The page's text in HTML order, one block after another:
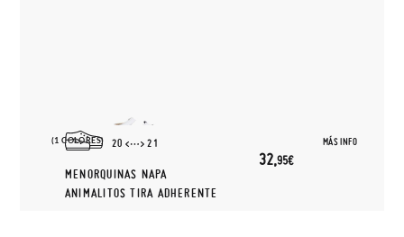
(1 COLORES) MÁS INFO
20 21
MENORQUINAS NAPA
ANIMALITOS TIRA ADHERENTE
32,95€